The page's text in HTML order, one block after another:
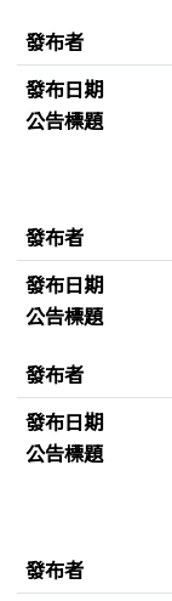
發布者
發布日期
公告標題
發布者
發布日期
公告標題
發布者
發布日期
公告標題
發布者